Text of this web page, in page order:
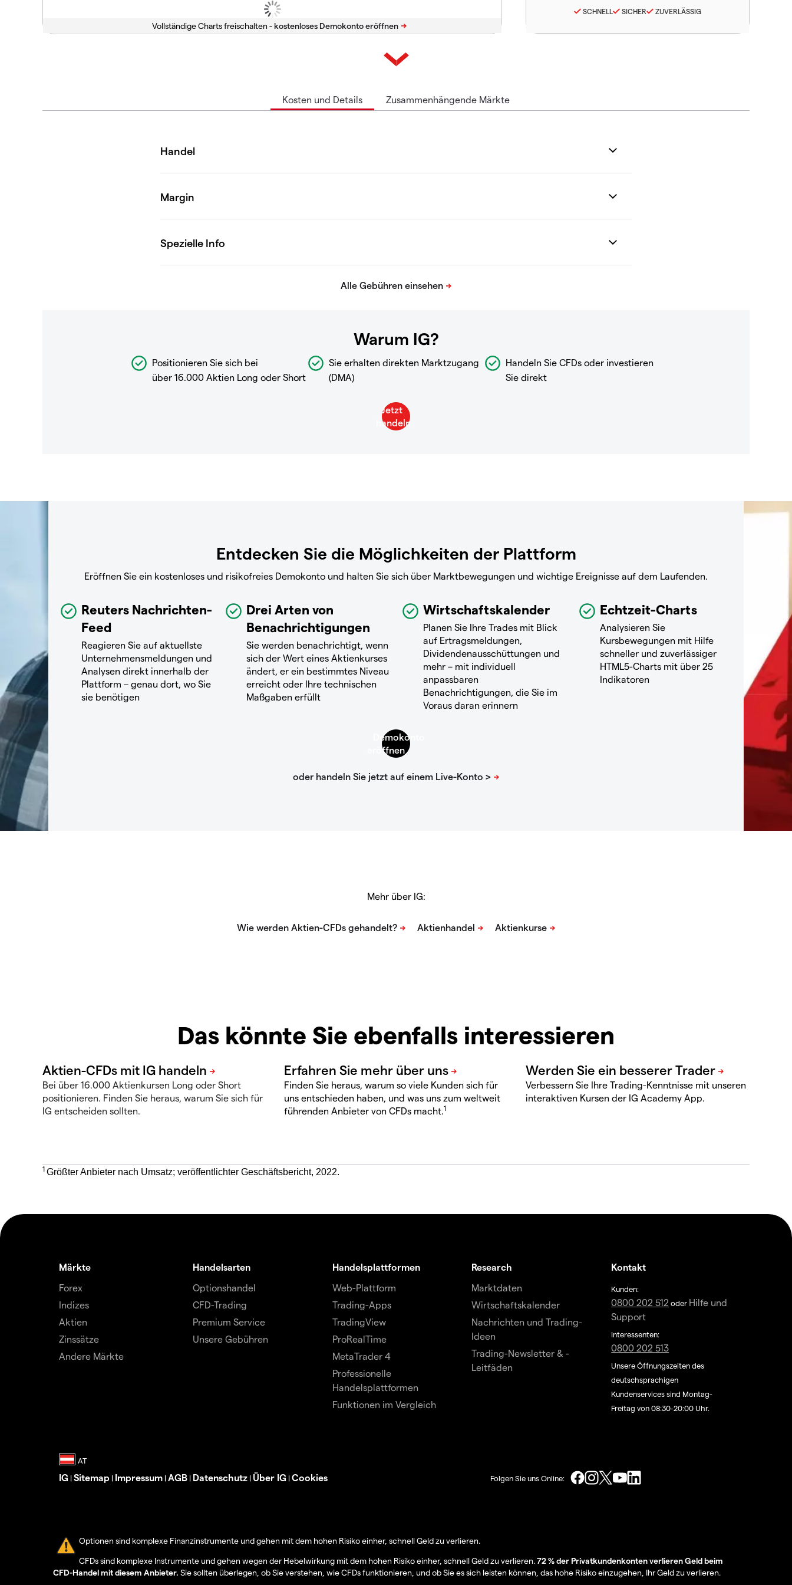
Vollständige Charts freischalten -
SCHNELL SICHER ZUVERLÄSSIG
Kosten und Details Zusammenhängende Märkte
Warum IG?
Positionieren Sie sich bei
über 16.000 Aktien Long oder Short
Sie erhalten direkten Marktzugang
(DMA)
Handeln Sie CFDs oder investieren
Sie direkt
Entdecken Sie die Möglichkeiten der Plattform
Eröffnen Sie ein kostenloses und risikofreies Demokonto und halten Sie sich über Marktbewegungen und wichtige Ereignisse auf dem Laufenden.
Reuters Nachrichten-
Feed
Reagieren Sie auf aktuellste
Unternehmensmeldungen und
Analysen direkt innerhalb der
Plattform – genau dort, wo Sie
sie benötigen
Drei Arten von
Benachrichtigungen
Sie werden benachrichtigt, wenn
sich der Wert eines Aktienkurses
ändert, er ein bestimmtes Niveau
erreicht oder Ihre technischen
Maßgaben erfüllt
Wirtschaftskalender
Planen Sie Ihre Trades mit Blick
auf Ertragsmeldungen,
Dividendenausschüttungen und
mehr – mit individuell
anpassbaren
Benachrichtigungen, die Sie im
Voraus daran erinnern
Echtzeit-Charts
Analysieren Sie
Kursbewegungen mit Hilfe
schneller und zuverlässiger
HTML5-Charts mit über 25
Indikatoren
Mehr über IG:
Das könnte Sie ebenfalls interessieren
Bei über 16.000 Aktienkursen Long oder Short
positionieren. Finden Sie heraus, warum Sie sich für
IG entscheiden sollten.
Finden Sie heraus, warum so viele Kunden sich für
uns entschieden haben, und was uns zum weltweit
führenden Anbieter von CFDs macht.1
Verbessern Sie Ihre Trading-Kenntnisse mit unseren
interaktiven Kursen der IG Academy App.
1 Größter Anbieter nach Umsatz; veröffentlichter Geschäftsbericht, 2022.
Märkte
Forex
Indizes
Aktien
Zinssätze
Andere Märkte
Handelsarten
Optionshandel
CFD-Trading
Premium Service
Unsere Gebühren
Handelsplattformen
Web-Plattform
Trading-Apps
TradingView
ProRealTime
MetaTrader 4
Professionelle
Handelsplattformen
Funktionen im Vergleich
Research
Marktdaten
Wirtschaftskalender
Nachrichten und Trading-
Ideen
Trading-Newsletter & -
Leitfäden
Kontakt
Kunden:
0800 202 512 oder Hilfe und
Support
Interessenten:
0800 202 513
Unsere Öffnungszeiten des
deutschsprachigen
Kundenservices sind Montag-
Freitag von 08:30-20:00 Uhr.
IG | Sitemap | Impressum | AGB | Datenschutz | Über IG | Cookies Folgen Sie uns Online:
Optionen sind komplexe Finanzinstrumente und gehen mit dem hohen Risiko einher, schnell Geld zu verlieren.
CFDs sind komplexe Instrumente und gehen wegen der Hebelwirkung mit dem hohen Risiko einher, schnell Geld zu verlieren.72 % der Privatkundenkonten verlieren Geld beim
CFD-Handel mit diesem Anbieter. Sie sollten überlegen, ob Sie verstehen, wie CFDs funktionieren, und ob Sie es sich leisten können, das hohe Risiko einzugehen, Ihr Geld zu verlieren.